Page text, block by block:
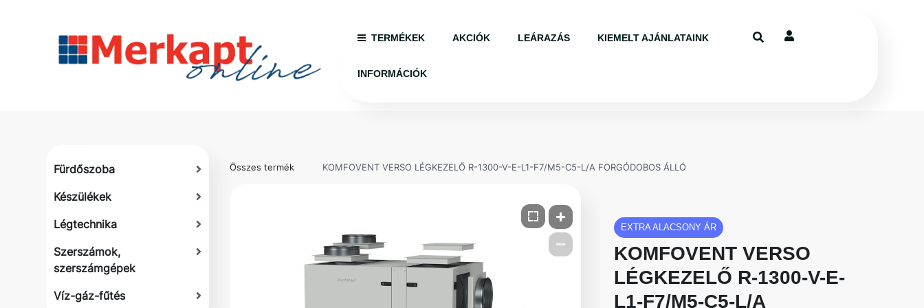
TERMÉKEK AKCIÓK LEÁRAZÁS KIEMELT AJÁNLATAINK
INFORMÁCIÓK
Fürdőszoba
Készülékek
Légtechnika
Szerszámok,
szerszámgépek
Víz-gáz-fűtés
Összes termék KOMFOVENT VERSO LÉGKEZELŐ R-1300-V-E-L1-F7/M5-C5-L/A FORGÓDOBOS ÁLLÓ
EXTRA ALACSONY ÁR
KOMFOVENT VERSO
LÉGKEZELŐ R-1300-V-E-
L1-F7/M5-C5-L/A